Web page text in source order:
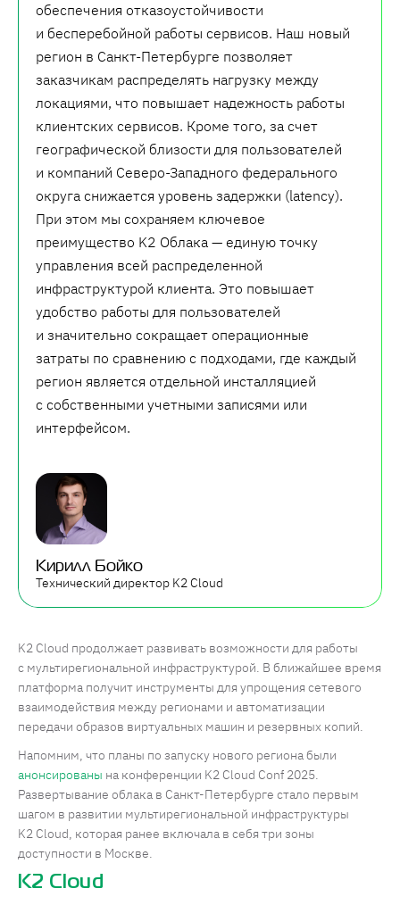
обеспечения отказоустойчивости
и бесперебойной работы сервисов. Наш новый
регион в Санкт-Петербурге позволяет
заказчикам распределять нагрузку между
локациями, что повышает надежность работы
клиентских сервисов. Кроме того, за счет
географической близости для пользователей
и компаний Северо-Западного федерального
округа снижается уровень задержки (latency).
При этом мы сохраняем ключевое
преимущество K2 Облака — единую точку
управления всей распределенной
инфраструктурой клиента. Это повышает
удобство работы для пользователей
и значительно сокращает операционные
затраты по сравнению с подходами, где каждый
регион является отдельной инсталляцией
с собственными учетными записями или
интерфейсом.
Кирилл Бойко
Технический директор K2 Cloud
K2 Cloud продолжает развивать возможности для работы
с мультирегиональной инфраструктурой. В ближайшее время
платформа получит инструменты для упрощения сетевого
взаимодействия между регионами и автоматизации
передачи образов виртуальных машин и резервных копий.
Напомним, что планы по запуску нового региона были
анонсированы на конференции K2 Cloud Conf 2025.
Развертывание облака в Санкт-Петербурге стало первым
шагом в развитии мультирегиональной инфраструктуры
K2 Cloud, которая ранее включала в себя три зоны
доступности в Москве.
K2 Cloud